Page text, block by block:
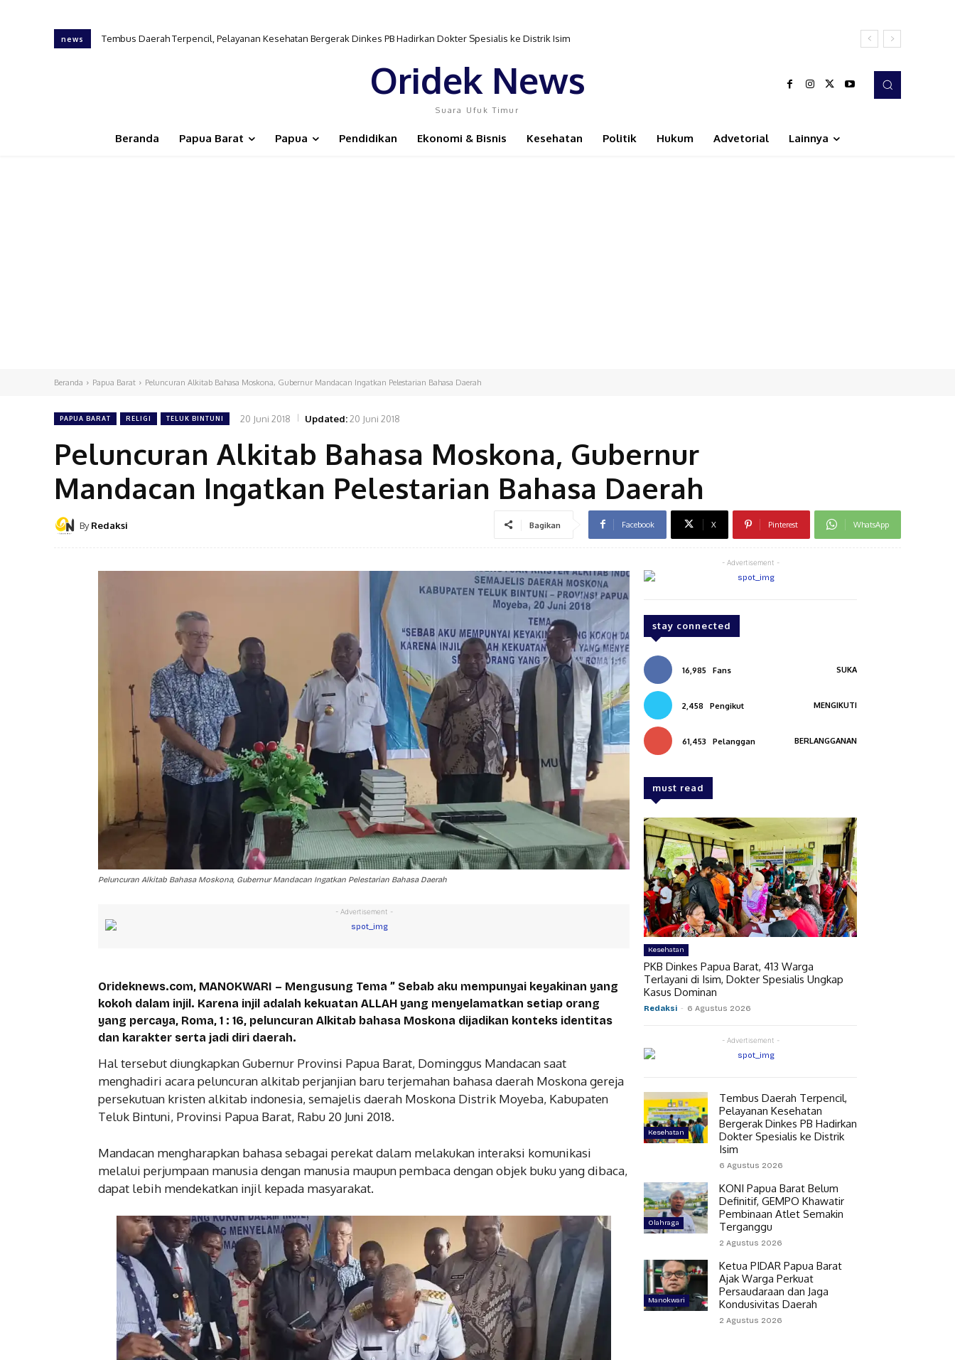
news KONI Papua Barat Belum Definitif, GEMPO Khawatir Pembinaan Atlet Semakin Terganggu
Oridek News
Suara Ufuk Timur
Beranda Papua Barat Papua Pendidikan Ekonomi & Bisnis Kesehatan Politik Hukum Advetorial Lainnya
Beranda Papua Barat Peluncuran Alkitab Bahasa Moskona, Gubernur Mandacan Ingatkan Pelestarian Bahasa Daerah
PAPUA BARAT RELIGI TELUK BINTUNI 20 Juni 2018 Updated:20 Juni 2018
Peluncuran Alkitab Bahasa Moskona, Gubernur
Mandacan Ingatkan Pelestarian Bahasa Daerah
By Redaksi Bagikan Facebook X Pinterest WhatsApp
Peluncuran Alkitab Bahasa Moskona, Gubernur Mandacan Ingatkan Pelestarian Bahasa Daerah
- Advertisement -
Orideknews.com, MANOKWARI – Mengusung Tema ” Sebab aku mempunyai keyakinan yang
kokoh dalam injil. Karena injil adalah kekuatan ALLAH yang menyelamatkan setiap orang
yang percaya, Roma, 1 : 16, peluncuran Alkitab bahasa Moskona dijadikan konteks identitas
dan karakter serta jadi diri daerah.
Hal tersebut diungkapkan Gubernur Provinsi Papua Barat, Dominggus Mandacan saat
menghadiri acara peluncuran alkitab perjanjian baru terjemahan bahasa daerah Moskona gereja
persekutuan kristen alkitab indonesia, semajelis daerah Moskona Distrik Moyeba, Kabupaten
Teluk Bintuni, Provinsi Papua Barat, Rabu 20 Juni 2018.
Mandacan mengharapkan bahasa sebagai perekat dalam melakukan interaksi komunikasi
melalui perjumpaan manusia dengan manusia maupun pembaca dengan objek buku yang dibaca,
dapat lebih mendekatkan injil kepada masyarakat.
- Advertisement -
stay connected
16,985 Fans SUKA
2,458 Pengikut MENGIKUTI
61,453 Pelanggan BERLANGGANAN
must read
Kesehatan
PKB Dinkes Papua Barat, 413 Warga
Terlayani di Isim, Dokter Spesialis Ungkap
Kasus Dominan
Redaksi - 6 Agustus 2026
- Advertisement -
Kesehatan
Tembus Daerah Terpencil,
Pelayanan Kesehatan
Bergerak Dinkes PB Hadirkan
Dokter Spesialis ke Distrik
Isim
6 Agustus 2026
Olahraga
KONI Papua Barat Belum
Definitif, GEMPO Khawatir
Pembinaan Atlet Semakin
Terganggu
2 Agustus 2026
Manokwari
Ketua PIDAR Papua Barat
Ajak Warga Perkuat
Persaudaraan dan Jaga
Kondusivitas Daerah
2 Agustus 2026